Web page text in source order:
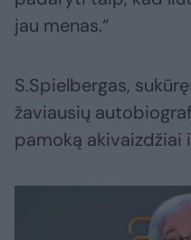
jau menas.“
S.Spielbergas,
žaviausių
pamoką akivaizdžiai